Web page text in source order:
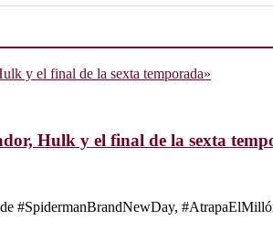
Hulk y el final de la sexta
#SpidermanBrandNewDay,